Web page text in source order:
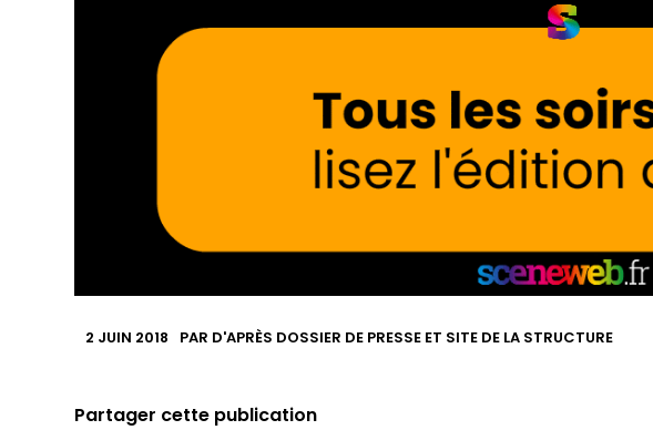
2 JUIN 2018 PAR D'APRÈS DOSSIER DE PRESSE ET SITE DE LA STRUCTURE
Partager cette publication